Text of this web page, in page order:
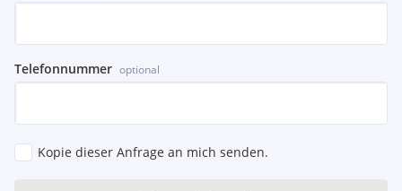
Telefonnummer optional
Kopie dieser Anfrage an mich senden.